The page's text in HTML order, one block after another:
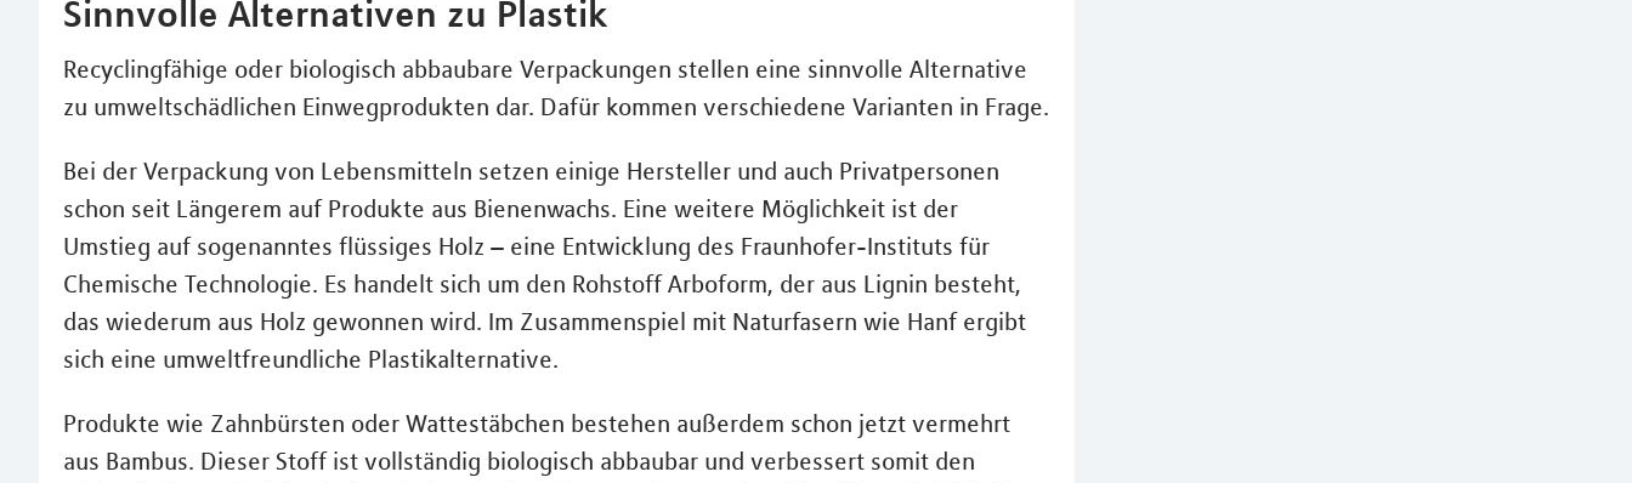
Sinnvolle Alternativen zu Plastik
Recyclingfähige oder biologisch abbaubare Verpackungen stellen eine sinnvolle Alternative
zu umweltschädlichen Einwegprodukten dar. Dafür kommen verschiedene Varianten in Frage.
Bei der Verpackung von Lebensmitteln setzen einige Hersteller und auch Privatpersonen
schon seit Längerem auf Produkte aus Bienenwachs. Eine weitere Möglichkeit ist der
Umstieg auf sogenanntes flüssiges Holz – eine Entwicklung des Fraunhofer-Instituts für
Chemische Technologie. Es handelt sich um den Rohstoff Arboform, der aus Lignin besteht,
das wiederum aus Holz gewonnen wird. Im Zusammenspiel mit Naturfasern wie Hanf ergibt
sich eine umweltfreundliche Plastikalternative.
Produkte wie Zahnbürsten oder Wattestäbchen bestehen außerdem schon jetzt vermehrt
aus Bambus. Dieser Stoff ist vollständig biologisch abbaubar und verbessert somit den